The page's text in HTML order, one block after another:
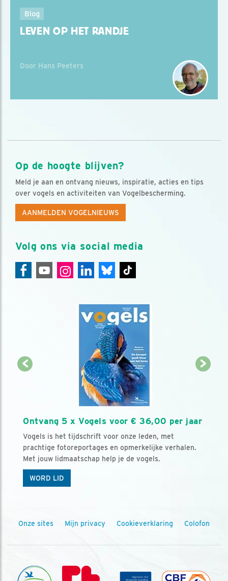
Blog
LEVEN OP HET RANDJE
Door Hans Peeters
Op de hoogte blijven?
Meld je aan en ontvang nieuws, inspiratie, acties en tips
over vogels en activiteiten van Vogelbescherming.
AANMELDEN VOGELNIEUWS
Volg ons via social media
Ontvang 5 x Vogels voor € 36,00 per jaar
Vogels is het tijdschrift voor onze leden, met
prachtige fotoreportages en opmerkelijke verhalen.
Met jouw lidmaatschap help je de vogels.
WORD LID
Onze sites Mijn privacy Cookieverklaring Colofon